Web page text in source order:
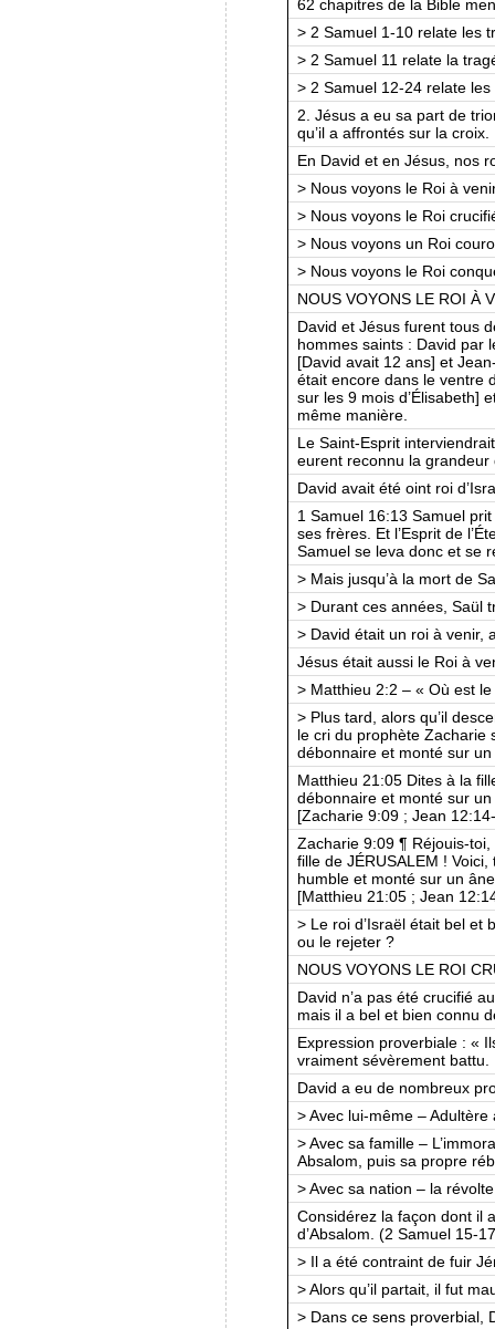
62 chapitres de la Bible
> 2 Samuel 1-10 relate les
> 2 Samuel 11 relate la
> 2 Samuel 12-24 relate
2. Jésus a eu sa part de
qu’il a affrontés sur la croix.
En David et en Jésus, nos
> Nous voyons le Roi à
> Nous voyons le Roi
> Nous voyons un Roi
> Nous voyons le Roi
NOUS VOYONS LE ROI À
David et Jésus furent tous
hommes saints : David par
[David avait 12 ans] et
était encore dans le ventre
sur les 9 mois d’Élisabeth]
même manière.
Le Saint-Esprit
eurent reconnu la grandeur
David avait été oint roi
1 Samuel 16:13 Samuel
ses frères. Et l’Esprit de
Samuel se leva donc et se
> Mais jusqu’à la mort de
> Durant ces années, Saül
> David était un roi à venir,
Jésus était aussi le Roi à
> Matthieu 2:2 – « Où est
> Plus tard, alors qu’il
le cri du prophète Zacharie
débonnaire et monté sur
Matthieu 21:05 Dites à la
débonnaire et monté sur
[Zacharie 9:09 ; Jean
Zacharie 9:09 ¶ Réjouis-
fille de JÉRUSALEM !
humble et monté sur un
[Matthieu 21:05 ; Jean
> Le roi d’Israël était bel
ou le rejeter ?
NOUS VOYONS LE ROI
David n’a pas été crucifié
mais il a bel et bien connu
Expression proverbiale : «
vraiment sévèrement battu.
David a eu de nombreux
> Avec lui-même –
> Avec sa famille –
Absalom, puis sa propre
> Avec sa nation – la
Considérez la façon dont il
d’Absalom. (2 Samuel 15-
> Il a été contraint de fuir
> Alors qu’il partait, il fut
> Dans ce sens proverbial,